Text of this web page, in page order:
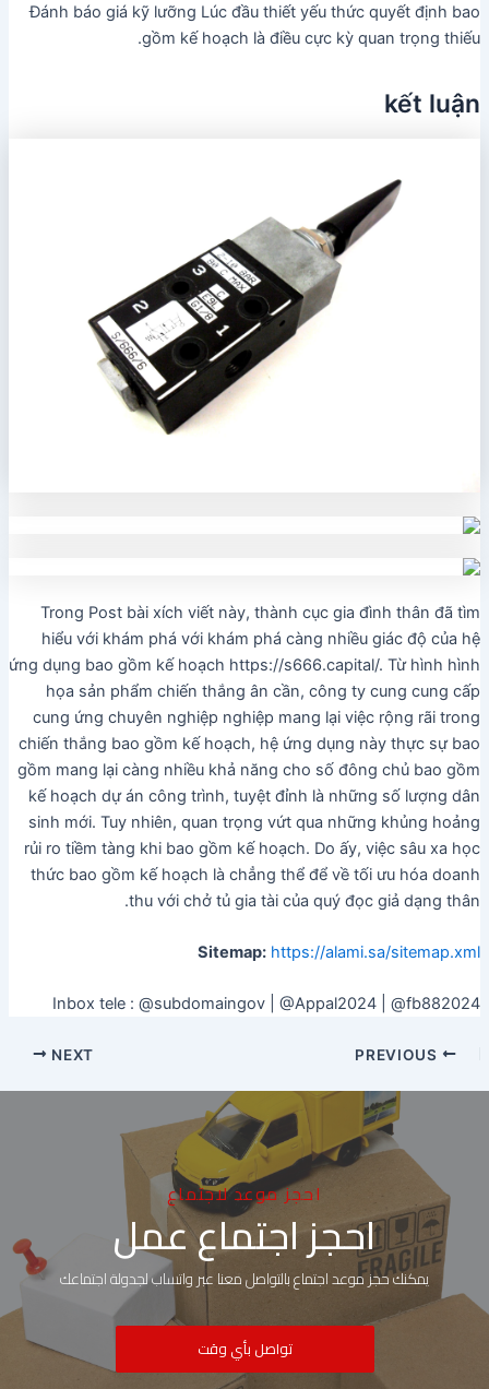
Đánh báo giá kỹ lưỡng Lúc đầu thiết yếu thức quyết định bao
gồm kế hoạch là điều cực kỳ quan trọng thiếu.
kết luận
Trong Post bài xích viết này, thành cục gia đình thân đã tìm
hiểu với khám phá với khám phá càng nhiều giác độ của hệ
ứng dụng bao gồm kế hoạch https://s666.capital/. Từ hình hình
họa sản phẩm chiến thắng ân cần, công ty cung cung cấp
cung ứng chuyên nghiệp nghiệp mang lại việc rộng rãi trong
chiến thắng bao gồm kế hoạch, hệ ứng dụng này thực sự bao
gồm mang lại càng nhiều khả năng cho số đông chủ bao gồm
kế hoạch dự án công trình, tuyệt đỉnh là những số lượng dân
sinh mới. Tuy nhiên, quan trọng vứt qua những khủng hoảng
rủi ro tiềm tàng khi bao gồm kế hoạch. Do ấy, việc sâu xa học
thức bao gồm kế hoạch là chẳng thể để về tối ưu hóa doanh
thu với chở tủ gia tài của quý đọc giả dạng thân.
Sitemap: https://alami.sa/sitemap.xml
Inbox tele : @subdomaingov | @Appal2024 | @fb882024
NEXT
احجز موعد لاجتماع
احجز اجتماع عمل
يمكنك حجز موعد اجتماع بالتواصل معنا عبر واتساب لجدولة اجتماعك
تواصل بأي وقت